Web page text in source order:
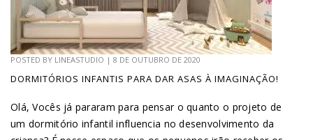
POSTED BY LINEASTUDIO | 8 DE OUTUBRO DE 2020
DORMITÓRIOS INFANTIS PARA DAR ASAS À IMAGINAÇÃO!
Olá, Vocês já pararam para pensar o quanto o projeto de
um dormitório infantil influencia no desenvolvimento da